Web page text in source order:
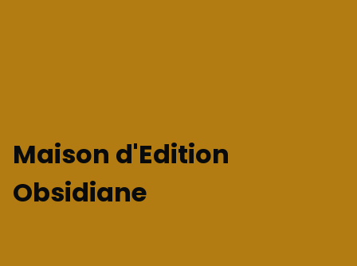
Maison d'Edition
Obsidiane